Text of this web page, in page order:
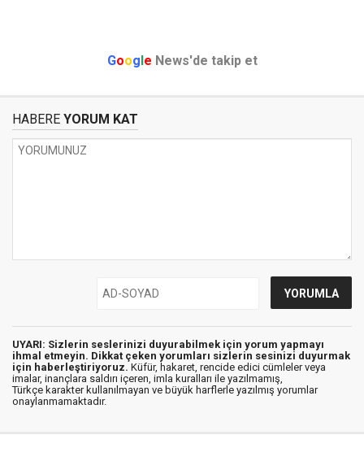
Google News'de takip et
HABERE YORUM KAT
UYARI: Sizlerin seslerinizi duyurabilmek için yorum yapmayı
ihmal etmeyin. Dikkat çeken yorumları sizlerin sesinizi duyurmak
için haberleştiriyoruz. Küfür, hakaret, rencide edici cümleler veya
imalar, inançlara saldırı içeren, imla kuralları ile yazılmamış,
Türkçe karakter kullanılmayan ve büyük harflerle yazılmış yorumlar
onaylanmamaktadır.